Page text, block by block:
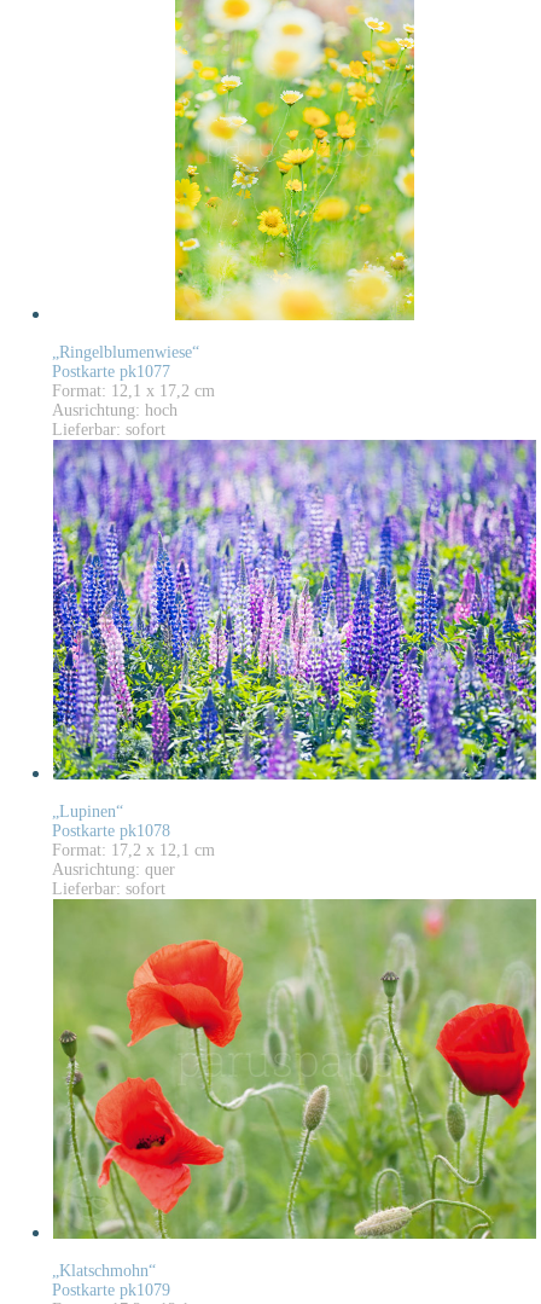
„Ringelblumenwiese“
Postkarte pk1077
Format: 12,1 x 17,2 cm
Ausrichtung: hoch
Lieferbar: sofort
„Lupinen“
Postkarte pk1078
Format: 17,2 x 12,1 cm
Ausrichtung: quer
Lieferbar: sofort
„Klatschmohn“
Postkarte pk1079